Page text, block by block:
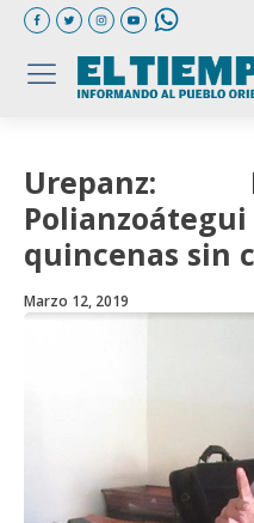
Urepanz:
quincenas sin
Marzo 12, 2019